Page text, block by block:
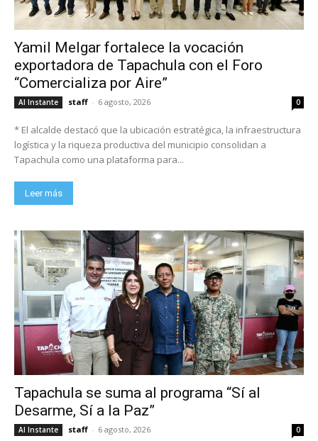
Yamil Melgar fortalece la vocación
exportadora de Tapachula con el Foro
“Comercializa por Aire”
Al Instante staff - 6 agosto, 2026 0
* El alcalde destacó que la ubicación estratégica, la infraestructura
logística y la riqueza productiva del municipio consolidan a
Tapachula como una plataforma para...
Leer más
Tapachula se suma al programa “Sí al
Desarme, Sí a la Paz”
Al Instante staff - 6 agosto, 2026 0